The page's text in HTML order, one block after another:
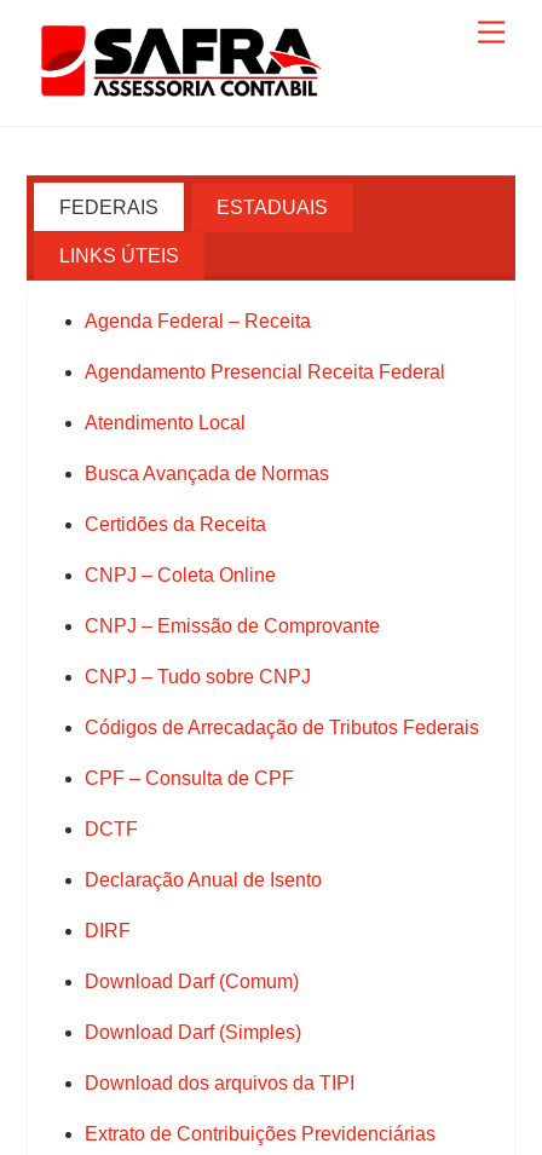
content
FEDERAIS ESTADUAIS
LINKS ÚTEIS
Agenda Federal – Receita
Agendamento Presencial Receita Federal
Atendimento Local
Busca Avançada de Normas
Certidões da Receita
CNPJ – Coleta Online
CNPJ – Emissão de Comprovante
CNPJ – Tudo sobre CNPJ
Códigos de Arrecadação de Tributos Federais
CPF – Consulta de CPF
DCTF
Declaração Anual de Isento
DIRF
Download Darf (Comum)
Download Darf (Simples)
Download dos arquivos da TIPI
Extrato de Contribuições Previdenciárias